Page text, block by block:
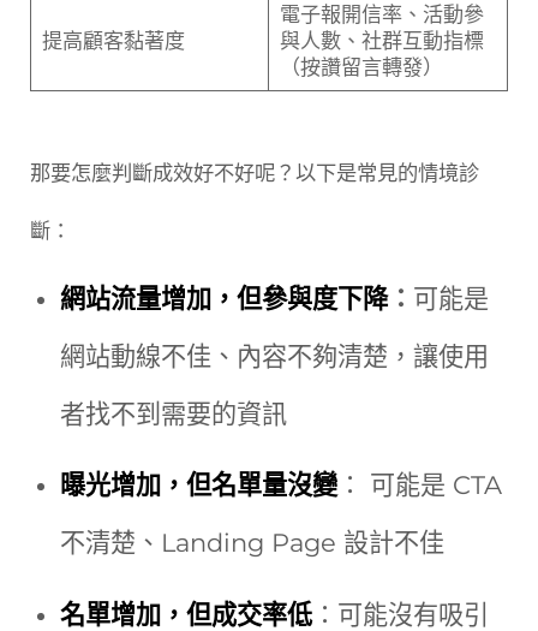
提高顧客黏著度
電子報開信率、活動參
與人數、社群互動指標
（按讚留言轉發）
那要怎麼判斷成效好不好呢？以下是常見的情境診
斷：
網站流量增加，但參與度下降： 可能是
網站動線不佳、內容不夠清楚，讓使用
者找不到需要的資訊
曝光增加，但名單量沒變： 可能是 CTA
不清楚、Landing Page 設計不佳
名單增加，但成交率低：可能沒有吸引